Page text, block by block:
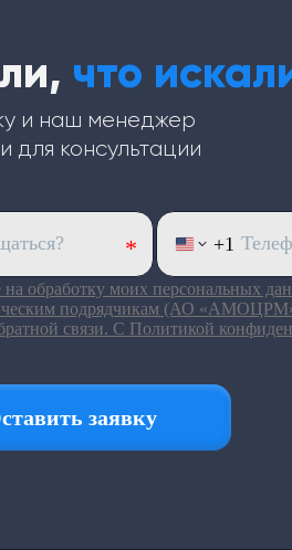
что
и наш менеджер
для консультации